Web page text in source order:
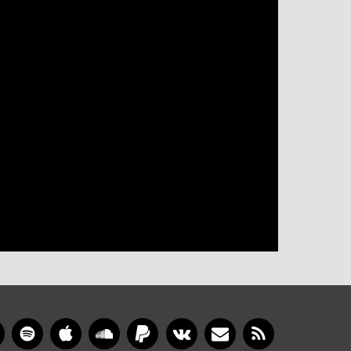
YouTubeSpotify Apple MusicSoundCloud
PayPal VKontakteNewsletter